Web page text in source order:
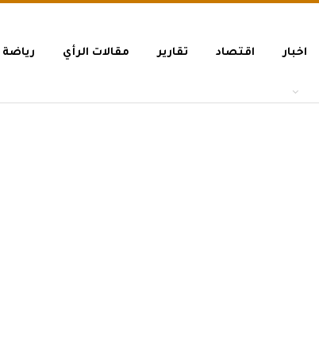
اخبار اقتصاد تقارير مقالات الرأي رياضة